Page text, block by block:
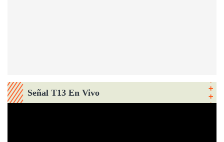
Señal T13 En Vivo